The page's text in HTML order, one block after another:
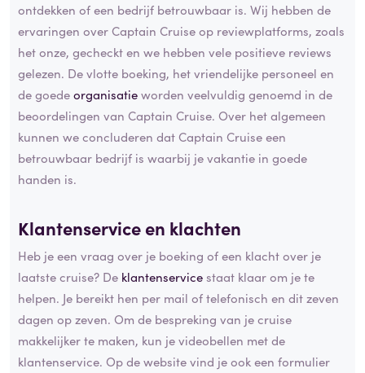
ontdekken of een bedrijf betrouwbaar is. Wij hebben de
ervaringen over Captain Cruise op reviewplatforms, zoals
het onze, gecheckt en we hebben vele positieve reviews
gelezen. De vlotte boeking, het vriendelijke personeel en
de goedeorganisatieworden veelvuldig genoemd in de
beoordelingen van Captain Cruise. Over het algemeen
kunnen we concluderen dat Captain Cruise een
betrouwbaar bedrijf is waarbij je vakantie in goede
handen is.
Klantenservice en klachten
Heb je een vraag over je boeking of een klacht over je
laatste cruise? De klantenservicestaat klaar om je te
helpen. Je bereikt hen per mail of telefonisch en dit zeven
dagen op zeven. Om de bespreking van je cruise
makkelijker te maken, kun je videobellen met de
klantenservice. Op de website vind je ook een formulier